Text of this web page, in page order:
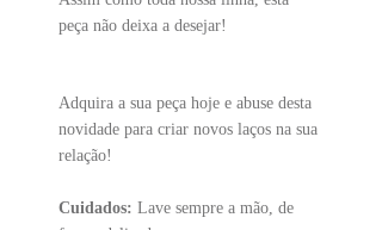
peça não deixa a desejar!
Adquira a sua peça hoje e abuse desta
novidade para criar novos laços na sua
relação!
Cuidados: Lave sempre a mão, de